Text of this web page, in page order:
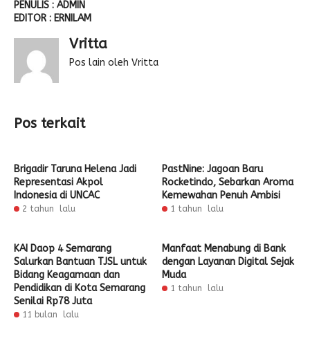
PENULIS : ADMIN
EDITOR : ERNILAM
Vritta
Pos lain oleh Vritta
Pos terkait
Brigadir Taruna Helena Jadi
Representasi Akpol
Indonesia di UNCAC
2 tahun lalu
PastNine: Jagoan Baru
Rocketindo, Sebarkan Aroma
Kemewahan Penuh Ambisi
1 tahun lalu
KAI Daop 4 Semarang
Salurkan Bantuan TJSL untuk
Bidang Keagamaan dan
Pendidikan di Kota Semarang
Senilai Rp78 Juta
11 bulan lalu
Manfaat Menabung di Bank
dengan Layanan Digital Sejak
Muda
1 tahun lalu